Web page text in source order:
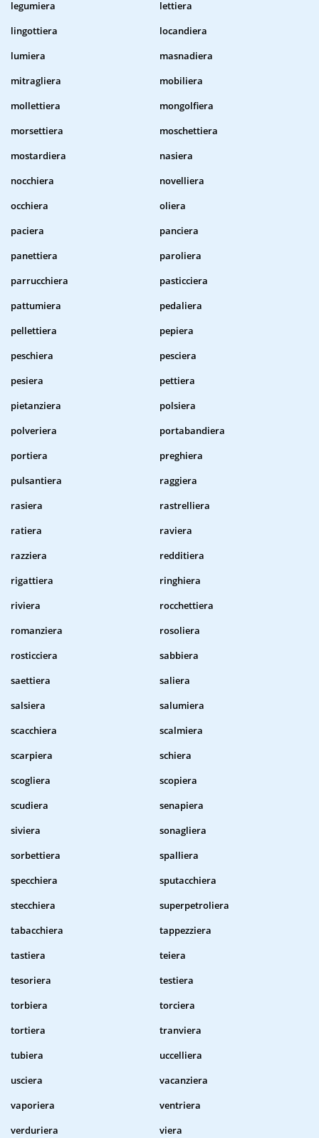
legumiera
lettiera
lingottiera
locandiera
lumiera
masnadiera
mitragliera
mobiliera
mollettiera
mongolfiera
morsettiera
moschettiera
mostardiera
nasiera
nocchiera
novelliera
occhiera
oliera
paciera
panciera
panettiera
paroliera
parrucchiera
pasticciera
pattumiera
pedaliera
pellettiera
pepiera
peschiera
pesciera
pesiera
pettiera
pietanziera
polsiera
polveriera
portabandiera
portiera
preghiera
pulsantiera
raggiera
rasiera
rastrelliera
ratiera
raviera
razziera
redditiera
rigattiera
ringhiera
riviera
rocchettiera
romanziera
rosoliera
rosticciera
sabbiera
saettiera
saliera
salsiera
salumiera
scacchiera
scalmiera
scarpiera
schiera
scogliera
scopiera
scudiera
senapiera
siviera
sonagliera
sorbettiera
spalliera
specchiera
sputacchiera
stecchiera
superpetroliera
tabacchiera
tappezziera
tastiera
teiera
tesoriera
testiera
torbiera
torciera
tortiera
tranviera
tubiera
uccelliera
usciera
vacanziera
vaporiera
ventriera
verduriera
viera